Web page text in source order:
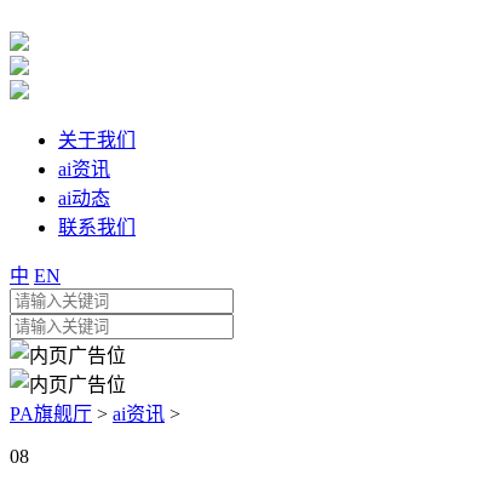
关于我们
ai资讯
ai动态
联系我们
中 EN
PA旗舰厅 > ai资讯 >
08